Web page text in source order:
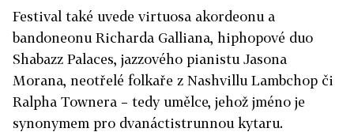
Festival také uvede virtuosa akordeonu a
bandoneonu Richarda Galliana, hiphopové duo
Shabazz Palaces, jazzového pianistu Jasona
Morana, neotřelé folkaře z Nashvillu Lambchop či
Ralpha Townera – tedy umělce, jehož jméno je
synonymem pro dvanáctistrunnou kytaru.